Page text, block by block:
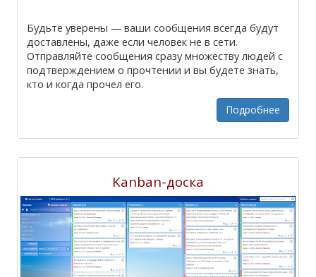
Будьте уверены — ваши сообщения всегда будут
доставлены, даже если человек не в сети.
Отправляйте сообщения сразу множеству людей с
подтверждением о прочтении и вы будете знать,
кто и когда прочел его.
Подробнее
Kanban-доска